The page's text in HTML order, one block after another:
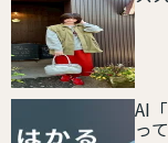
AI
っ